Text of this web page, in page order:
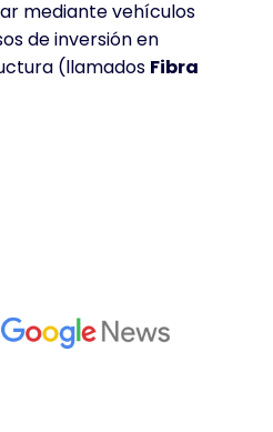
mediante vehículos
de inversión en
(llamados Fibra